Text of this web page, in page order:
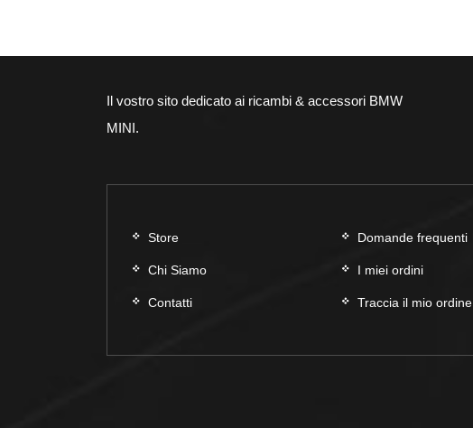
Il vostro sito dedicato ai ricambi & accessori BMW
MINI.
Store
Chi Siamo
Contatti
Domande frequenti
I miei ordini
Traccia il mio ordine